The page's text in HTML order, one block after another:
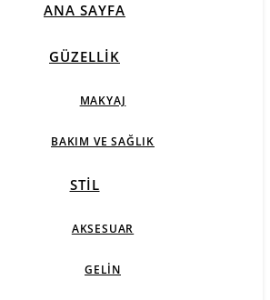
ANA SAYFA
GÜZELLIK
MAKYAJ
BAKIM VE SAĞLIK
STIL
AKSESUAR
GELIN